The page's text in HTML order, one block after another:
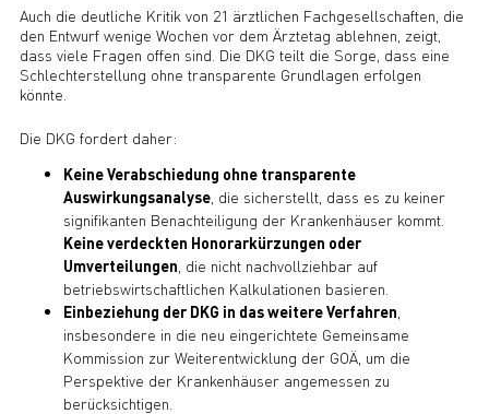
Auch die deutliche Kritik von 21 ärztlichen Fachgesellschaften, die
den Entwurf wenige Wochen vor dem Ärztetag ablehnen, zeigt,
dass viele Fragen offen sind. Die DKG teilt die Sorge, dass eine
Schlechterstellung ohne transparente Grundlagen erfolgen
könnte.
Die DKG fordert daher:
Keine Verabschiedung ohne transparente
Auswirkungsanalyse, die sicherstellt, dass es zu keiner
signifikanten Benachteiligung der Krankenhäuser kommt.
Keine verdeckten Honorarkürzungen oder
Umverteilungen , die nicht nachvollziehbar auf
betriebswirtschaftlichen Kalkulationen basieren.
Einbeziehung der DKG in das weitere Verfahren
insbesondere in die neu eingerichtete Gemeinsame
Kommission zur Weiterentwicklung der GOÄ, um die
Perspektive der Krankenhäuser angemessen zu
berücksichtigen.